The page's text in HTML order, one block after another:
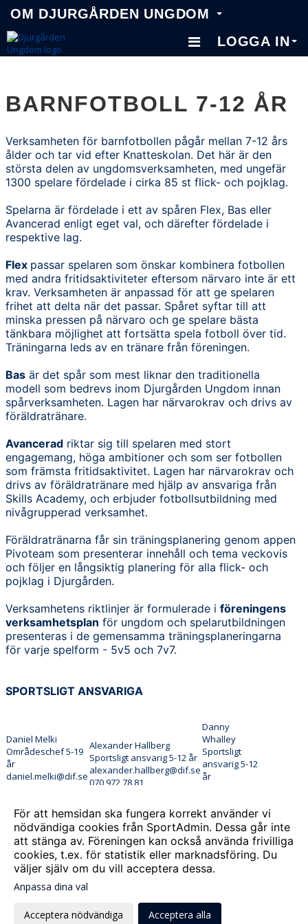
OM DJURGÅRDEN UNGDOM
LOGGA IN
KNATTESKOLA 5-6 ÅR
UNGDOMSFOTBOLL 13-19 ÅR
AKADEMI & LAG 2
ANLÄGGNINGAR
BARNFOTBOLL 7-12 ÅR
Verksamheten för barnfotbollen pågår mellan 7-12 års
ålder och tar vid efter Knatteskolan. Det här är den
största delen av ungdomsverksamheten, med ungefär
1300 spelare fördelade i cirka 85 st flick- och pojklag.
Spelarna är fördelade i ett av spåren Flex, Bas eller
Avancerad enligt eget val, och därefter fördelade i
respektive lag.
Flex passar spelaren som önskar kombinera fotbollen
med andra fritidsaktiviteter eftersom närvaro inte är ett
krav. Verksamheten är anpassad för att ge spelaren
frihet att delta när det passar. Spåret syftar till att
minska pressen på närvaro och ge spelare bästa
tänkbara möjlighet att fortsätta spela fotboll över tid.
Träningarna leds av en tränare från föreningen.
Bas är det spår som mest liknar den traditionella
modell som bedrevs inom Djurgården Ungdom innan
spårverksamheten. Lagen har närvarokrav och drivs av
föräldratränare.
Avancerad riktar sig till spelaren med stort
engagemang, höga ambitioner och som ser fotbollen
som främsta fritidsaktivitet. Lagen har närvarokrav och
drivs av föräldratränare med hjälp av ansvariga från
Skills Academy, och erbjuder fotbollsutbildning med
nivågrupperad verksamhet.
Föräldratränarna får sin träningsplanering genom appen
Pivoteam som presenterar innehåll och tema veckovis
och följer en långsiktig planering för alla flick- och
pojklag i Djurgården.
Verksamhetens riktlinjer är formulerade i föreningens
verksamhetsplan för ungdom och spelarutbildningen
presenteras i de gemensamma träningsplaneringarna
för varje spelform - 5v5 och 7v7.
SPORTSLIGT ANSVARIGA
Daniel Melki
Områdeschef 5-19
år
daniel.melki@dif.se
Alexander Hallberg
Sportsligt ansvarig 5-12 år
alexander.hallberg@dif.se
070 972 78 81
Danny
Whalley
Sportsligt
ansvarig 5-12
år
inställningar
Webbversion
För att hemsidan ska fungera korrekt använder vi
nödvändiga cookies från SportAdmin. Dessa går inte
att stänga av. Föreningen kan också använda frivilliga
cookies, t.ex. för statistik eller marknadsföring. Du
väljer själv om du vill acceptera dessa.
Anpassa dina val
Acceptera nödvändiga Acceptera alla